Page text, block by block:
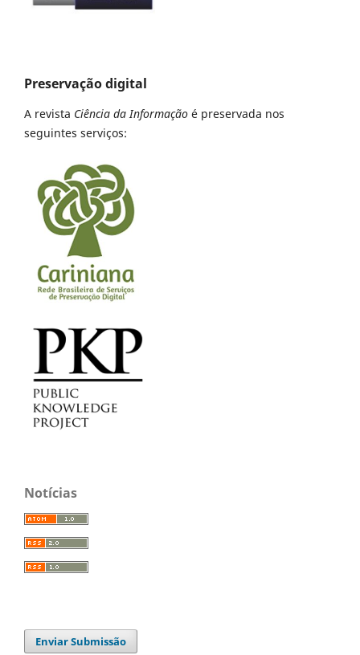
Preservação digital
A revista Ciência da Informação é preservada nos
seguintes serviços:
Notícias
Enviar Submissão